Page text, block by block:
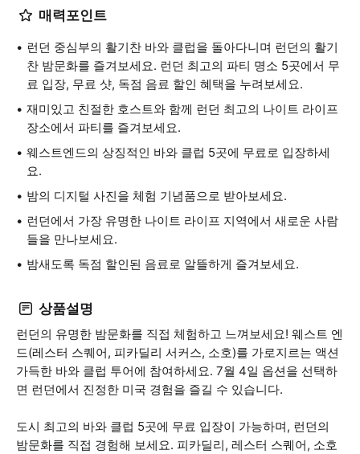
매력포인트
런던 중심부의 활기찬 바와 클럽을 돌아다니며 런던의 활기
찬 밤문화를 즐겨보세요. 런던 최고의 파티 명소 5곳에서 무
료 입장, 무료 샷, 독점 음료 할인 혜택을 누려보세요.
재미있고 친절한 호스트와 함께 런던 최고의 나이트 라이프
장소에서 파티를 즐겨보세요.
웨스트엔드의 상징적인 바와 클럽 5곳에 무료로 입장하세
요.
밤의 디지털 사진을 체험 기념품으로 받아보세요.
런던에서 가장 유명한 나이트 라이프 지역에서 새로운 사람
들을 만나보세요.
밤새도록 독점 할인된 음료로 알뜰하게 즐겨보세요.
상품설명
런던의 유명한 밤문화를 직접 체험하고 느껴보세요! 웨스트 엔
드(레스터 스퀘어, 피카딜리 서커스, 소호)를 가로지르는 액션
가득한 바와 클럽 투어에 참여하세요. 7월 4일 옵션을 선택하
면 런던에서 진정한 미국 경험을 즐길 수 있습니다.
도시 최고의 바와 클럽 5곳에 무료 입장이 가능하며, 런던의
밤문화를 직접 경험해 보세요. 피카딜리, 레스터 스퀘어, 소호